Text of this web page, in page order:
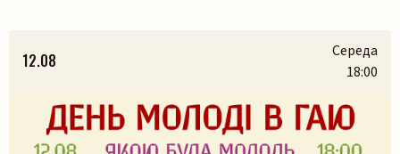
12.08
Середа
18:00